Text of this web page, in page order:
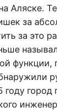
Аляске.
за
за это
функции,
году